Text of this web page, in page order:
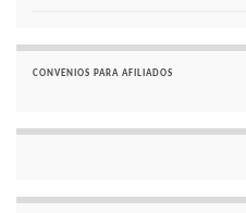
CONVENIOS PARA AFILIADOS